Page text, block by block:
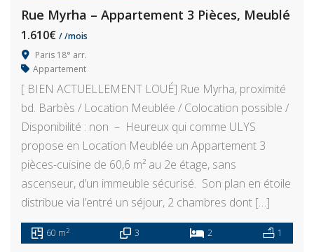
Rue Myrha – Appartement 3 Pièces, Meublé
1.610€ / /mois
Paris 18° arr.
Appartement
[ BIEN ACTUELLEMENT LOUÉ] Rue Myrha, proximité
bd. Barbès / Location Meublée / Colocation possible /
Disponibilité : non – Heureux qui comme ULYS
propose en Location Meublée un Appartement 3
pièces-cuisine de 60,6 m² au 2e étage, sans
ascenseur, d’un immeuble sécurisé. Son plan en étoile
distribue via l’entré un séjour, 2 chambres dont […]
60 m2 3 2 1